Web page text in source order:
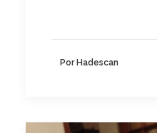
Por Hadescan